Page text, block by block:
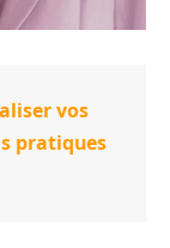
vos
pratiques